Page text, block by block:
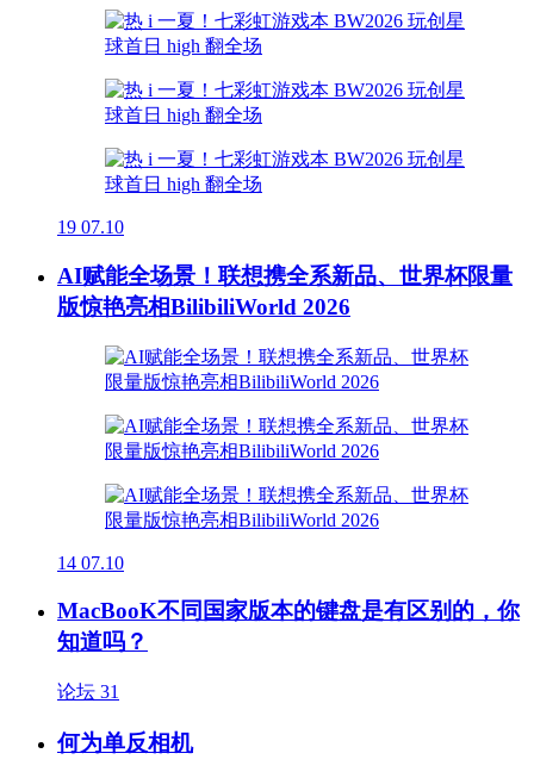
19 07.10
AI赋能全场景！联想携全系新品、世界杯限量
版惊艳亮相BilibiliWorld 2026
14 07.10
MacBooK不同国家版本的键盘是有区别的，你
知道吗？
论坛 31
何为单反相机